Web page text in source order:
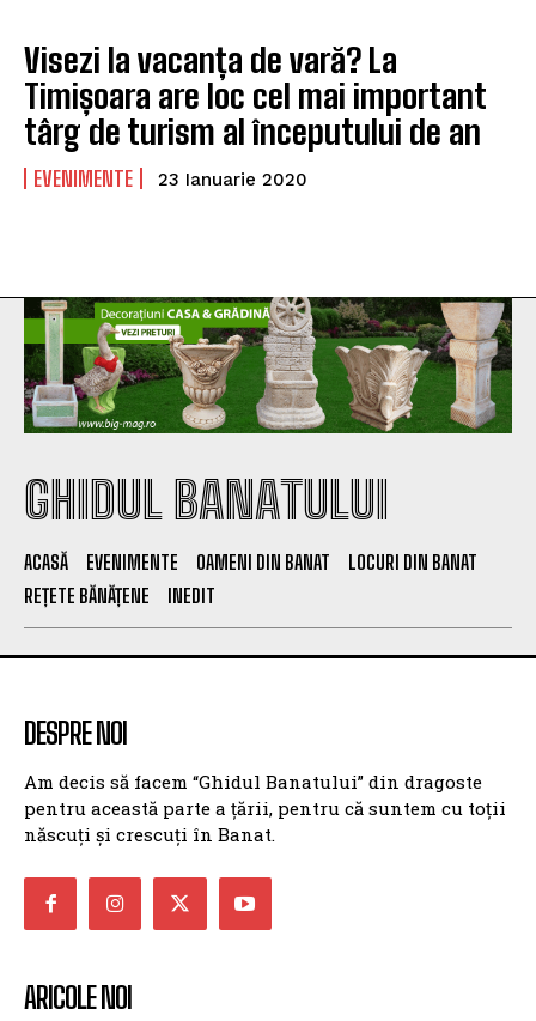
Visezi la vacanța de vară? La
Timișoara are loc cel mai important
târg de turism al începutului de an
EVENIMENTE 23 Ianuarie 2020
GHIDUL BANATULUI
ACASĂ EVENIMENTE OAMENI DIN BANAT
LOCURI DIN BANAT
REȚETE BĂNĂȚENE
INEDIT
DESPRE NOI
Am decis să facem “Ghidul Banatului” din dragoste
pentru această parte a țării, pentru că suntem cu toții
născuți și crescuți în Banat.
ARICOLE NOI